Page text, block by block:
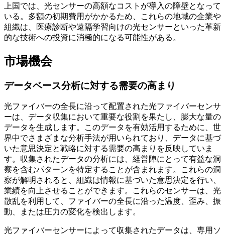
上国では、光センサーの高額なコストが導入の障壁となって
いる。多額の初期費用がかかるため、これらの地域の企業や
組織は、医療診断や遠隔学習向けの光センサーといった革新
的な技術への投資に消極的になる可能性がある。
市場機会
データベース分析に対する需要の高まり
光ファイバーの全長に沿って配置された光ファイバーセンサ
ーは、データ収集において重要な役割を果たし、膨大な量の
データを生成します。このデータを有効活用するために、世
界中でさまざまな分析手法が用いられており、データに基づ
いた意思決定と戦略に対する需要の高まりを反映していま
す。収集されたデータの分析には、経営陣にとって有益な洞
察を含むパターンを特定することが含まれます。これらの洞
察が解明されると、組織は情報に基づいた意思決定を行い、
業績を向上させることができます。これらのセンサーは、光
散乱を利用して、ファイバーの全長に沿った温度、歪み、振
動、または圧力の変化を検出します。
光ファイバーセンサーによって収集されたデータは、専用ソ